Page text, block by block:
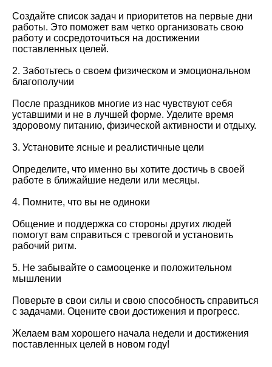
Создайте список задач и приоритетов на первые дни
работы. Это поможет вам четко организовать свою
работу и сосредоточиться на достижении
поставленных целей.
2. Заботьтесь о своем физическом и эмоциональном
благополучии
После праздников многие из нас чувствуют себя
уставшими и не в лучшей форме. Уделите время
здоровому питанию, физической активности и отдыху.
3. Установите ясные и реалистичные цели
Определите, что именно вы хотите достичь в своей
работе в ближайшие недели или месяцы.
4. Помните, что вы не одиноки
Общение и поддержка со стороны других людей
помогут вам справиться с тревогой и установить
рабочий ритм.
5. Не забывайте о самооценке и положительном
мышлении
Поверьте в свои силы и свою способность справиться
с задачами. Оцените свои достижения и прогресс.
Желаем вам хорошего начала недели и достижения
поставленных целей в новом году!